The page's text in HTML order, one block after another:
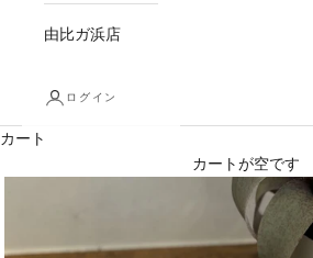
由比ガ浜店
ログイン
カート
カートが空です